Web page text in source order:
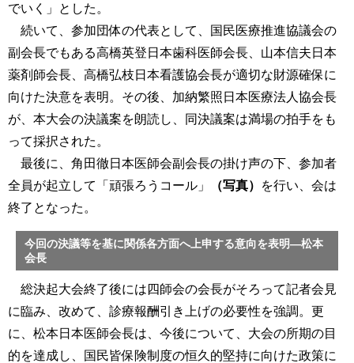
でいく」とした。
続いて、参加団体の代表として、国民医療推進協議会の
副会長でもある高橋英登日本歯科医師会長、山本信夫日本
薬剤師会長、高橋弘枝日本看護協会長が適切な財源確保に
向けた決意を表明。その後、加納繁照日本医療法人協会長
が、本大会の決議案を朗読し、同決議案は満場の拍手をも
って採択された。
最後に、角田徹日本医師会副会長の掛け声の下、参加者
全員が起立して「頑張ろうコール」
（写真）
を行い、会は
終了となった。
今回の決議等を基に関係各方面へ上申する意向を表明―松本
会長
総決起大会終了後には四師会の会長がそろって記者会見
に臨み、改めて、診療報酬引き上げの必要性を強調。更
に、松本日本医師会長は、今後について、大会の所期の目
的を達成し、国民皆保険制度の恒久的堅持に向けた政策に